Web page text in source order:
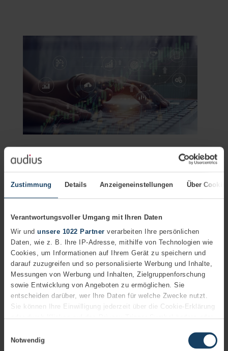
Zustimmung Details Anzeigeneinstellungen Über
Verantwortungsvoller Umgang mit Ihren Daten
Wir undunsere 1022 Partner verarbeiten Ihre persönlichen
Daten, wie z. B. Ihre IP-Adresse, mithilfe von Technologien wie
Cookies, um Informationen auf Ihrem Gerät zu speichern und
darauf zuzugreifen und so personalisierte Werbung und Inhalte,
Messungen von Werbung und Inhalten, Zielgruppenforschung
sowie Entwicklung von Angeboten zu ermöglichen. Sie
entscheiden darüber, wer Ihre Daten für welche Zwecke nutzt.
Sie können Ihre Einwilligung jederzeit über die Cookie-Erklärung
oder durch Klicken auf das Privacy Trigger Symbol ändern oder
Notwendig
Field Service Management
Warum die audius:Mobile Service 365 Lösung die
ultimative Ergänzung zur Microsoft Dynamics 365
Field Service Standardlösung ist
Geschäftsbereichsleiter Software & IT-
Consulting
+49 (7151) 369 00 - 289
Biographie
02.02.2024 3 Minuten
Die audius:Mobile Service Lösung ist die perfekte Ergänzung
zur Microsoft Dynamics 365 Field Service Lösung in der
Cloud.
Mehr erfahren